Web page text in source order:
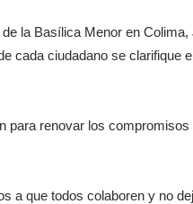
la Basílica Menor en
cada ciudadano se clarifique
para renovar los
a que todos colaboren y no